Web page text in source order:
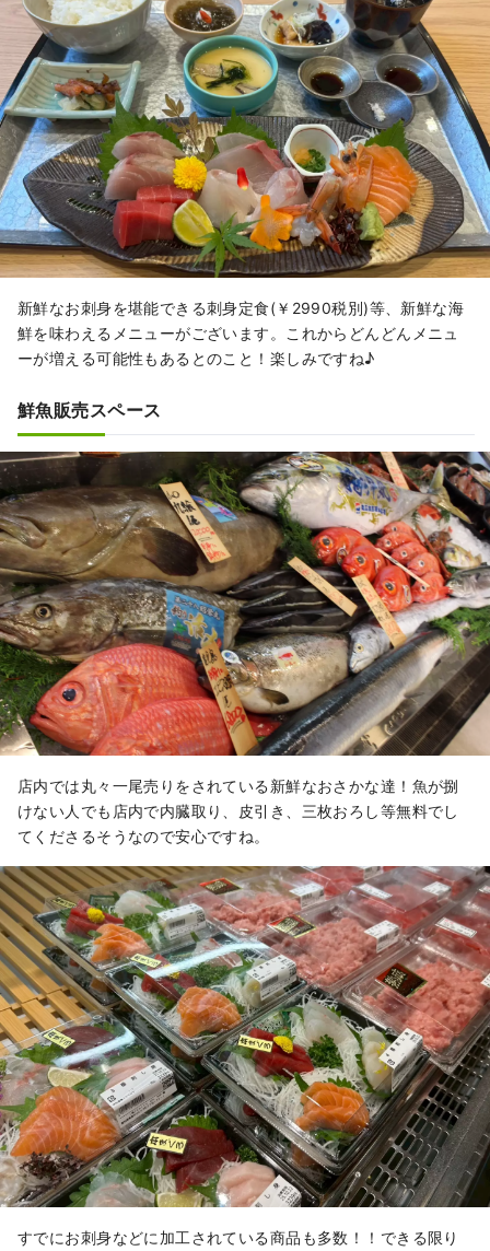
新鮮なお刺身を堪能できる刺身定食(￥2990税別)等、新鮮な海
鮮を味わえるメニューがございます。これからどんどんメニュ
ーが増える可能性もあるとのこと！楽しみですね♪
鮮魚販売スペース
店内では丸々一尾売りをされている新鮮なおさかな達！魚が捌
けない人でも店内で内臓取り、皮引き、三枚おろし等無料でし
てくださるそうなので安心ですね。
すでにお刺身などに加工されている商品も多数！！できる限り